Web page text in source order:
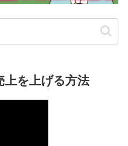
上を上げる方法